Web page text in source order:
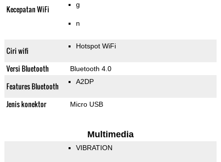
Kecepatan WiFi g
n
Ciri wifi Hotspot WiFi
Versi Bluetooth Bluetooth 4.0
Features Bluetooth A2DP
Jenis konektor Micro USB
Multimedia
VIBRATION